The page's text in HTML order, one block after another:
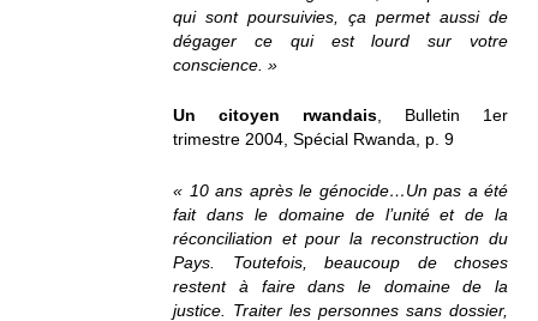
qui sont poursuivies, ça permet aussi de
dégager ce qui est lourd sur votre
conscience. »
Un citoyen rwandais, Bulletin 1er
trimestre 2004, Spécial Rwanda, p. 9
« 10 ans après le génocide…Un pas a été
fait dans le domaine de l’unité et de la
réconciliation et pour la reconstruction du
Pays. Toutefois, beaucoup de choses
restent à faire dans le domaine de la
justice. Traiter les personnes sans dossier,